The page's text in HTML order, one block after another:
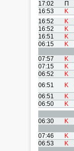
17:02 П
16:53
K
16:52
K
16:52
K
16:51
K
06:15
K
07:57 K
07:15
K
06:52
K
06:51
K
06:51
K
06:50
K
06:30 K
07:46 K
06:53
K